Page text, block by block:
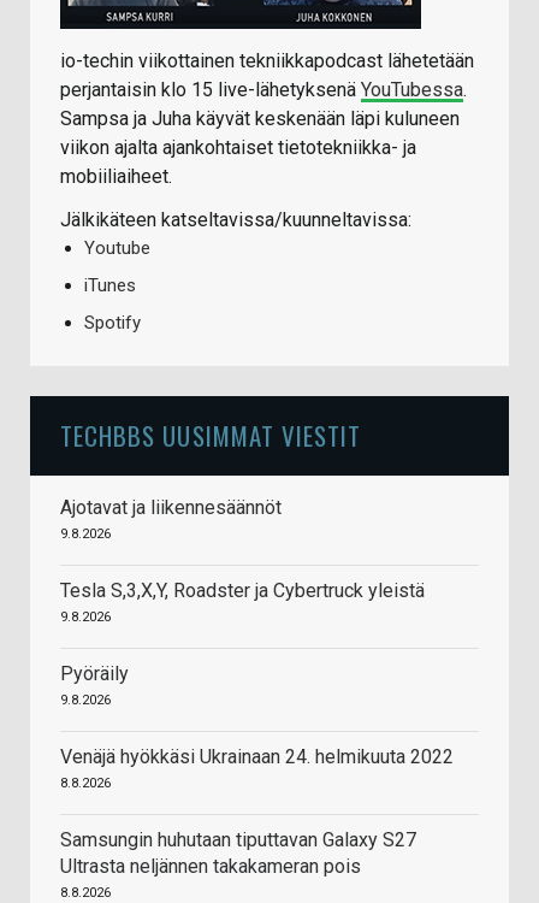
io-techin viikottainen tekniikkapodcast lähetetään
perjantaisin klo 15 live-lähetyksenä YouTubessa.
Sampsa ja Juha käyvät keskenään läpi kuluneen
viikon ajalta ajankohtaiset tietotekniikka- ja
mobiiliaiheet.
Jälkikäteen katseltavissa/kuunneltavissa:
Youtube
iTunes
Spotify
TECHBBS UUSIMMAT VIESTIT
Ajotavat ja liikennesäännöt
9.8.2026
Tesla S,3,X,Y, Roadster ja Cybertruck yleistä
9.8.2026
Pyöräily
9.8.2026
Venäjä hyökkäsi Ukrainaan 24. helmikuuta 2022
8.8.2026
Samsungin huhutaan tiputtavan Galaxy S27
Ultrasta neljännen takakameran pois
8.8.2026